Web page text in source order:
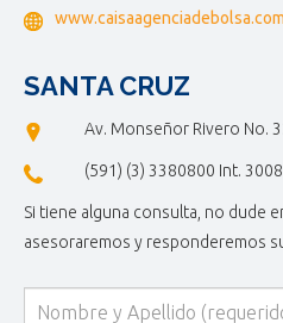
www.caisaagenciadebolsa.com
SANTA CRUZ
Av. Monseñor Rivero No.
(591) (3) 3380800 Int. 3008
Si tiene alguna consulta, no dude
asesoraremos y responderemos